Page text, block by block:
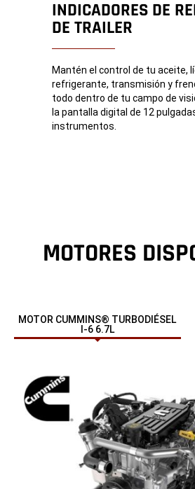
INDICADORES DE
DE TRAILER
Mantén el control de tu aceite,
refrigerante, transmisión y
todo dentro de tu campo de
la pantalla digital de 12
instrumentos.
MOTORES
MOTOR CUMMINS® TURBODIÉSEL
I-6 6.7L